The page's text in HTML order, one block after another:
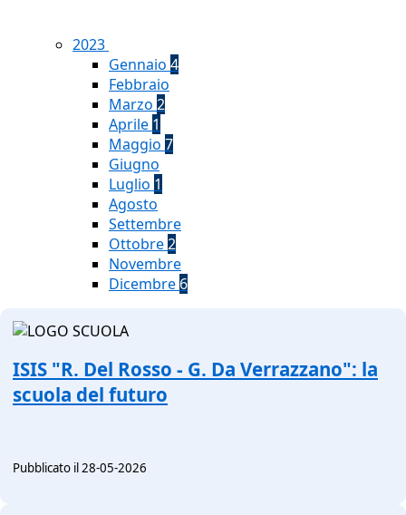
2023
Gennaio 4
Febbraio
Marzo 2
Aprile 1
Maggio 7
Giugno
Luglio 1
Agosto
Settembre
Ottobre2
Novembre
Dicembre 6
ISIS "R. Del Rosso - G. Da Verrazzano": la
scuola del futuro
Pubblicato il 28-05-2026